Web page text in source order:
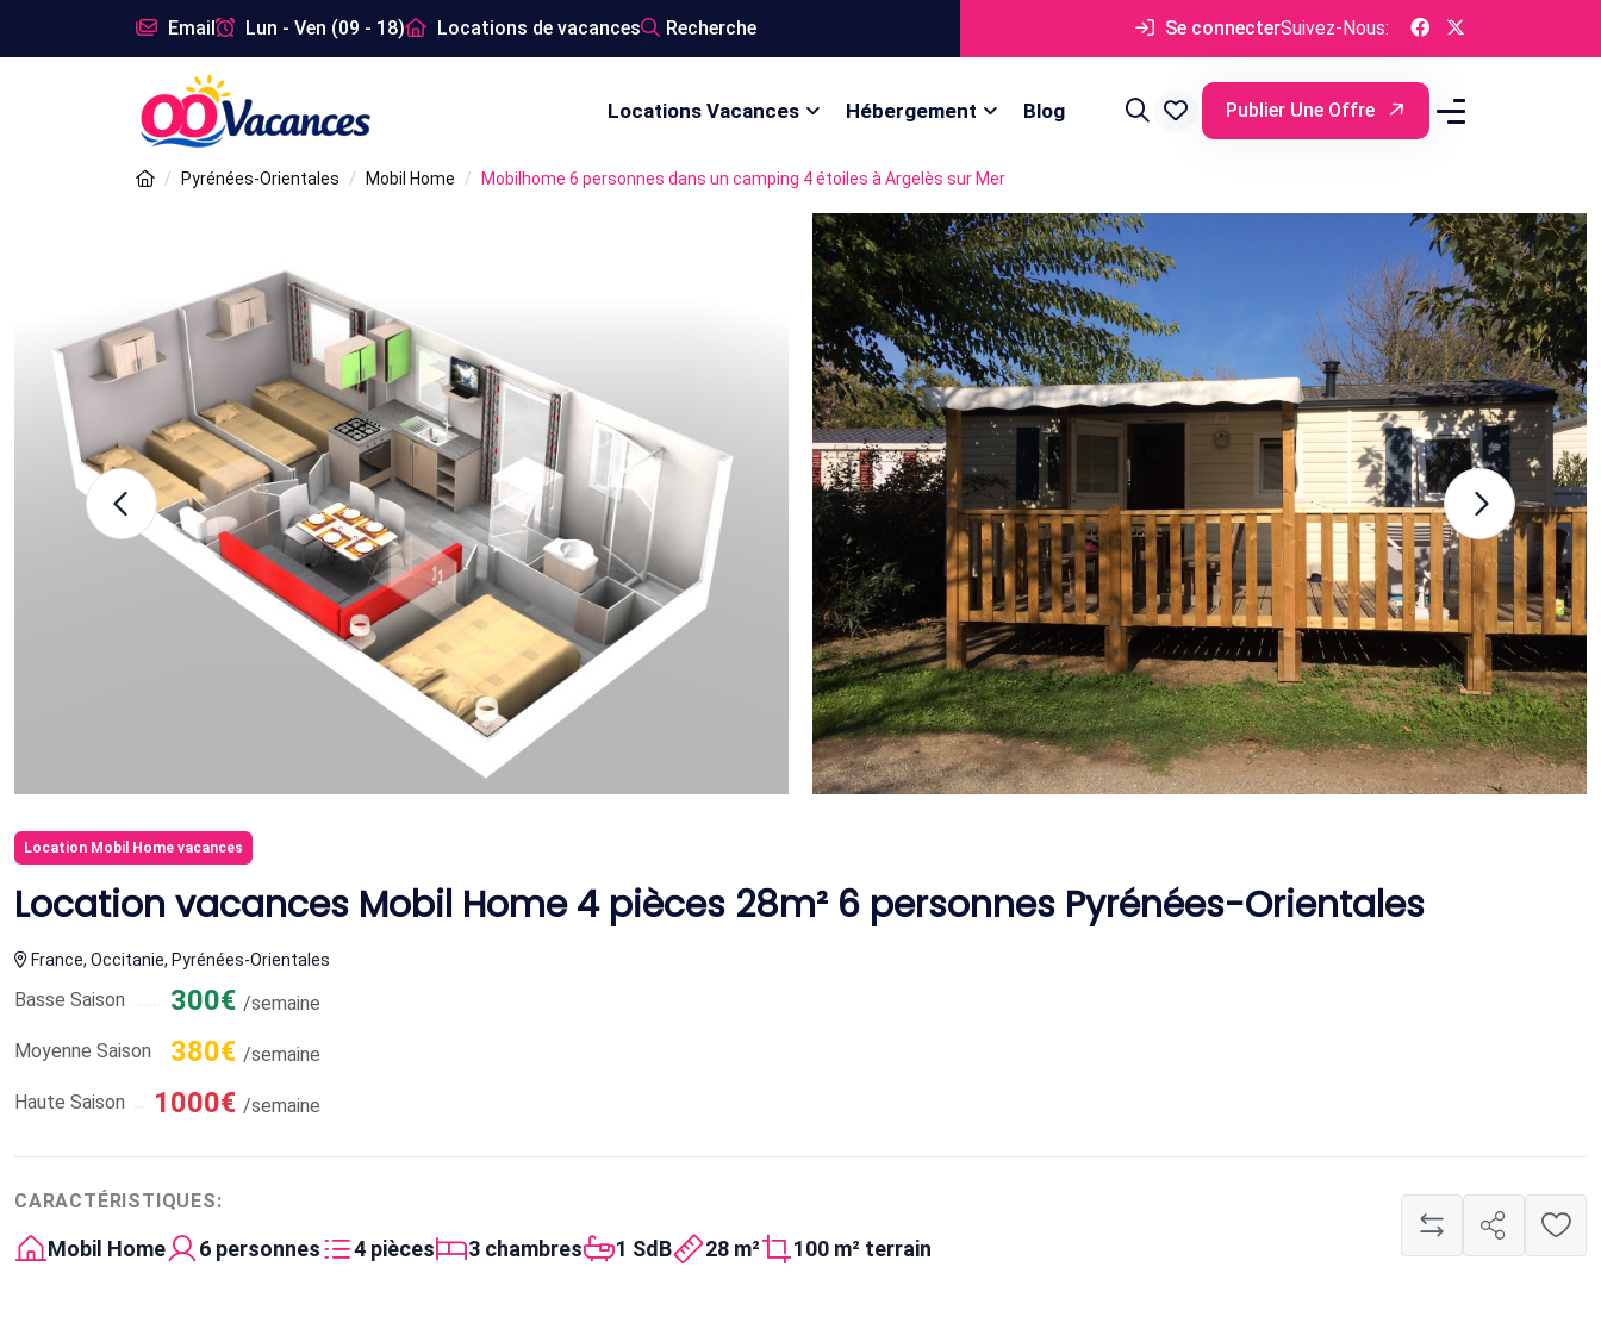
Email Lun - Ven (09 - 18) Locations de vacances Recherche Se connecterSuivez-Nous:
Locations Vacances Hébergement Blog Publier Une Offre
Pyrénées-Orientales Mobil Home Mobilhome 6 personnes dans un camping 4 étoiles à Argelès sur Mer
Location Mobil Home vacances
Location vacances Mobil Home 4 pièces 28m² 6 personnes Pyrénées-Orientales
France, Occitanie, Pyrénées-Orientales
Basse Saison 300€ /semaine
Moyenne Saison 380€ /semaine
Haute Saison 1000€ /semaine
CARACTÉRISTIQUES:
Mobil Home 6 personnes 4 pièces 3 chambres 1 SdB 28 m² 100 m² terrain